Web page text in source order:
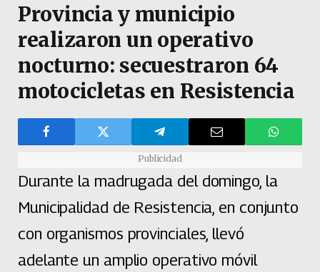
Provincia y municipio
realizaron un operativo
nocturno: secuestraron 64
motocicletas en Resistencia
Publicidad
Durante la madrugada del domingo, la
Municipalidad de Resistencia, en conjunto
con organismos provinciales, llevó
adelante un amplio operativo móvil